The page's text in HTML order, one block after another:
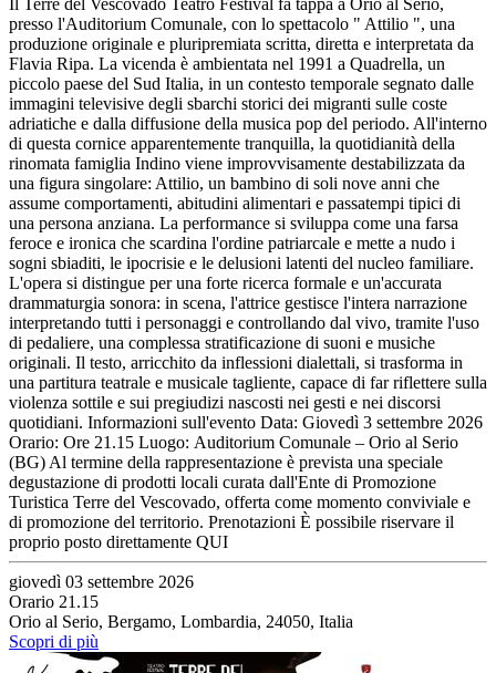
Il Terre del Vescovado Teatro Festival fa tappa a Orio al Serio,
presso l'Auditorium Comunale, con lo spettacolo " Attilio ", una
produzione originale e pluripremiata scritta, diretta e interpretata da
Flavia Ripa. La vicenda è ambientata nel 1991 a Quadrella, un
piccolo paese del Sud Italia, in un contesto temporale segnato dalle
immagini televisive degli sbarchi storici dei migranti sulle coste
adriatiche e dalla diffusione della musica pop del periodo. All'interno
di questa cornice apparentemente tranquilla, la quotidianità della
rinomata famiglia Indino viene improvvisamente destabilizzata da
una figura singolare: Attilio, un bambino di soli nove anni che
assume comportamenti, abitudini alimentari e passatempi tipici di
una persona anziana. La performance si sviluppa come una farsa
feroce e ironica che scardina l'ordine patriarcale e mette a nudo i
sogni sbiaditi, le ipocrisie e le delusioni latenti del nucleo familiare.
L'opera si distingue per una forte ricerca formale e un'accurata
drammaturgia sonora: in scena, l'attrice gestisce l'intera narrazione
interpretando tutti i personaggi e controllando dal vivo, tramite l'uso
di pedaliere, una complessa stratificazione di suoni e musiche
originali. Il testo, arricchito da inflessioni dialettali, si trasforma in
una partitura teatrale e musicale tagliente, capace di far riflettere sulla
violenza sottile e sui pregiudizi nascosti nei gesti e nei discorsi
quotidiani. Informazioni sull'evento Data: Giovedì 3 settembre 2026
Orario: Ore 21.15 Luogo: Auditorium Comunale – Orio al Serio
(BG) Al termine della rappresentazione è prevista una speciale
degustazione di prodotti locali curata dall'Ente di Promozione
Turistica Terre del Vescovado, offerta come momento conviviale e
di promozione del territorio. Prenotazioni È possibile riservare il
proprio posto direttamente QUI
giovedì 03 settembre 2026
Orario 21.15
Orio al Serio, Bergamo, Lombardia, 24050, Italia
Scopri di più